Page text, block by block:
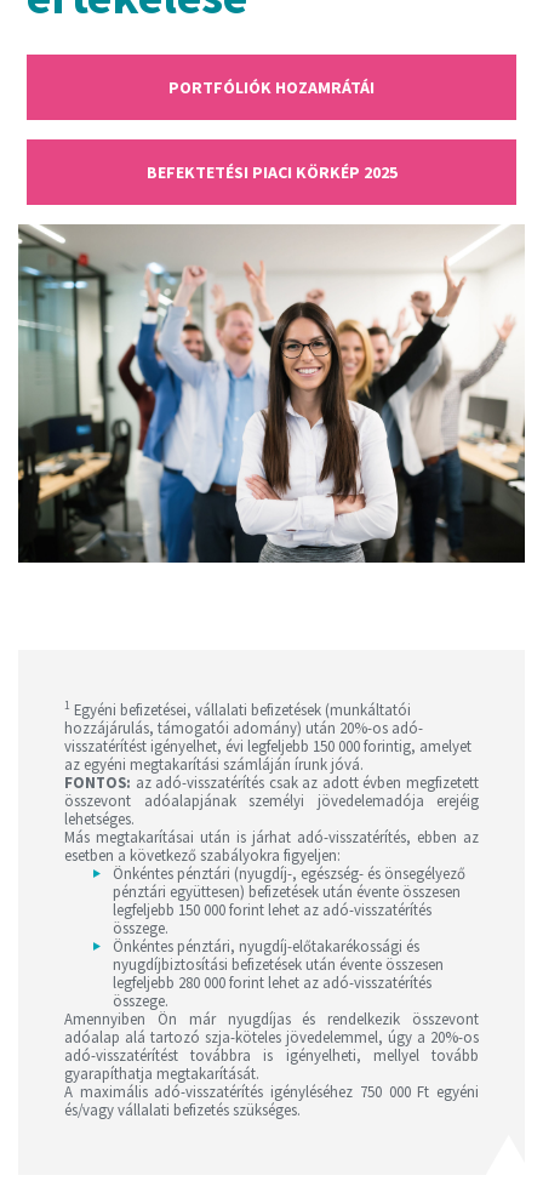
PORTFÓLIÓK HOZAMRÁTÁI
BEFEKTETÉSI PIACI KÖRKÉP 2025
1 Egyéni befizetései, vállalati befizetések (munkáltatói
hozzájárulás, támogatói adomány) után 20%-os adó-
visszatérítést igényelhet, évi legfeljebb 150 000 forintig, amelyet
az egyéni megtakarítási számláján írunk jóvá.
FONTOS: az adó-visszatérítés csak az adott évben megfizetett
összevont adóalapjának személyi jövedelemadója erejéig
lehetséges.
Más megtakarításai után is járhat adó-visszatérítés, ebben az
esetben a következő szabályokra figyeljen:
Önkéntes pénztári (nyugdíj-, egészség- és önsegélyező
pénztári együttesen) befizetések után évente összesen
legfeljebb 150 000 forint lehet az adó-visszatérítés
összege.
Önkéntes pénztári, nyugdíj-előtakarékossági és
nyugdíjbiztosítási befizetések után évente összesen
legfeljebb 280 000 forint lehet az adó-visszatérítés
összege.
Amennyiben Ön már nyugdíjas és rendelkezik összevont
adóalap alá tartozó szja-köteles jövedelemmel, úgy a 20%-os
adó-visszatérítést továbbra is igényelheti, mellyel tovább
gyarapíthatja megtakarítását.
A maximális adó-visszatérítés igényléséhez 750 000 Ft egyéni
és/vagy vállalati befizetés szükséges.